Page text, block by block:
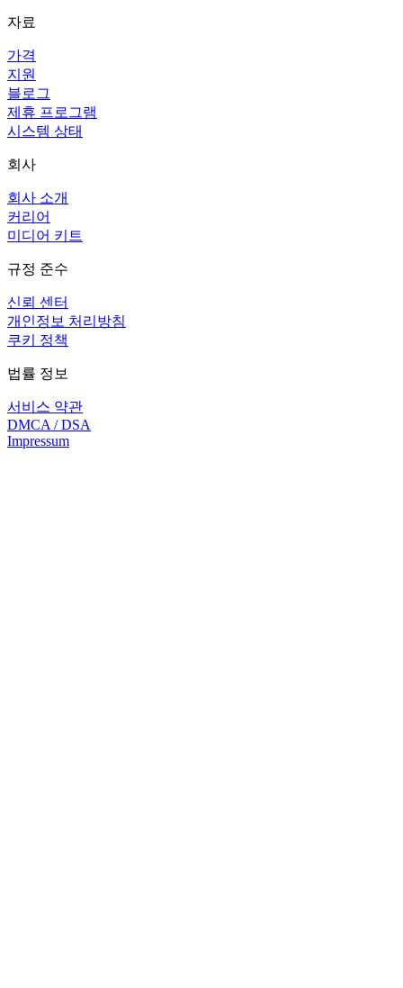
자료
가격
지원
블로그
제휴 프로그램
시스템 상태
회사
회사 소개
커리어
미디어 키트
규정 준수
신뢰 센터
개인정보 처리방침
쿠키 정책
법률 정보
서비스 약관
DMCA / DSA
Impressum